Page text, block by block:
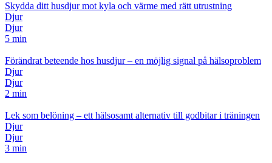
Skydda ditt husdjur mot kyla och värme med rätt utrustning
Djur
Djur
5 min
Förändrat beteende hos husdjur – en möjlig signal på hälsoproblem
Djur
Djur
2 min
Lek som belöning – ett hälsosamt alternativ till godbitar i träningen
Djur
Djur
3 min